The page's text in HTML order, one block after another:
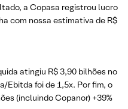
a Copasa registrou lucro
com nossa estimativa de R$
atingiu R$ 3,90 bilhões no
Ebitda foi de 1,5x. Por fim, o
(incluindo Copanor) +39%